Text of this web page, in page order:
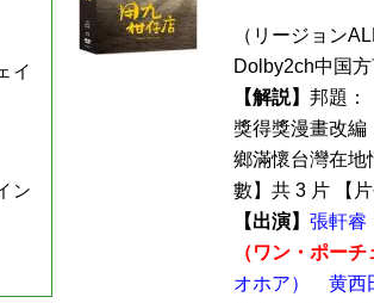
イ
ン
（リージョン
Dolby2ch中国
【解説】 邦題：
獎得獎漫畫改
鄉滿懷台灣在地
數】共 3 片 【
【出演】 張軒睿
（ワン・ポーチ
オホア）
黄西